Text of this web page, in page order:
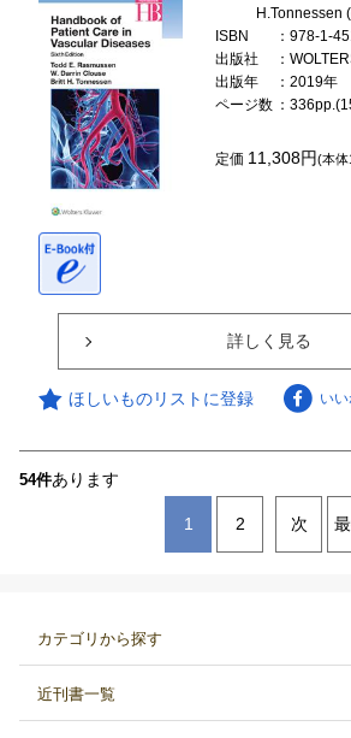
H.Tonnessen
ISBN
：978-1-
出版社
：
出版年
：2019年
ページ数 ：
定価 11,308円(本体
詳しく見る
ほしいものリストに登録 い
54件あります
1 2 次
カテゴリから探す
近刊書一覧